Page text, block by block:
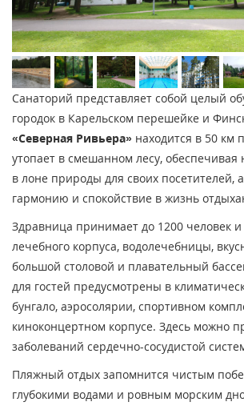
Санаторий представляет собой целый
городок в Карельском перешейке и
«Северная Ривьера» находится в 50 км
утопает в смешанном лесу,
в лоне природы для своих посетителей,
гармонию и спокойствие в жизнь
Здравница принимает до 1200 человек и
лечебного корпуса, водолечебницы,
большой столовой и плавательный
для гостей предусмотрены в
бунгало, аэросолярии, спортивном
киноконцертном корпусе. Здесь можно
заболеваний сердечно-сосудистой
Пляжный отдых запомнится чистым
глубокими водами и ровным морским